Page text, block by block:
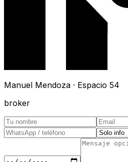
Manuel Mendoza · Espacio 54
broker